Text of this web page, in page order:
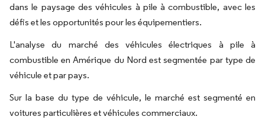
dans le paysage des véhicules à pile à combustible, avec les
défis et les opportunités pour les équipementiers.
L'analyse du marché des véhicules électriques à pile à
combustible en Amérique du Nord est segmentée par type de
véhicule et par pays.
Sur la base du type de véhicule, le marché est segmenté en
voitures particulières et véhicules commerciaux.